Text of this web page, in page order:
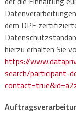
dem DPF
hierzu erhalten Sie
https://
search/participant-